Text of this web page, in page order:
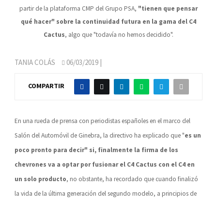
partir de la plataforma CMP del Grupo PSA, "tienen que pensar
qué hacer" sobre la continuidad futura en la gama del C4
Cactus, algo que "todavía no hemos decidido".
TANIA COLÁS 06/03/2019 |
COMPARTIR
En una rueda de prensa con periodistas españoles en el marco del
Salón del Automóvil de Ginebra, la directivo ha explicado que "es un
poco pronto para decir" si, finalmente la firma de los
chevrones va a optar por fusionar el C4 Cactus con el C4 en
un solo producto, no obstante, ha recordado que cuando finalizó
la vida de la última generación del segundo modelo, a principios de